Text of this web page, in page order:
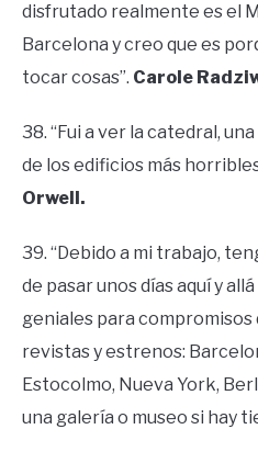
disfrutado realmente es el
Barcelona y creo que es
tocar cosas”. Carole
38. “Fui a ver la catedral,
de los edificios más
Orwell.
39. “Debido a mi trabajo,
de pasar unos días aquí y
geniales para compromisos
revistas y estrenos:
Estocolmo, Nueva York,
una galería o museo si hay